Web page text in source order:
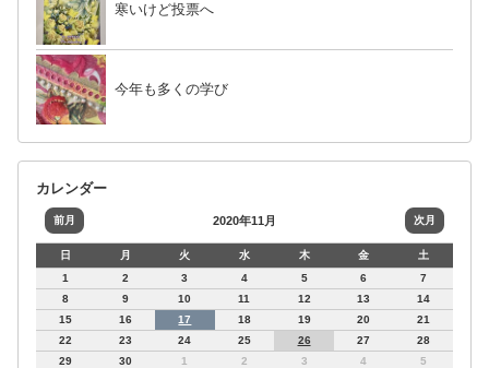
寒いけど投票へ
今年も多くの学び
カレンダー
前月 2020年11月 次月
日 月 火 水 木 金
土
1
2 3 4 5 6
7
8
9 10 11 12 13
14
15
16 17 18 19 20
21
22
23 24 25 26 27
28
29
30 1 2 3 4 5